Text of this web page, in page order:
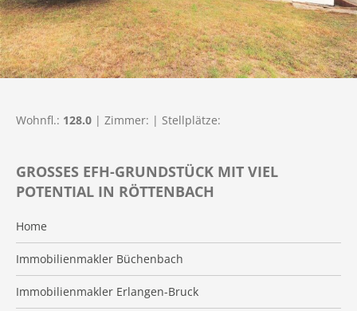
GROSSES EFH-GRUNDSTÜCK MIT VIEL P
OTENTIAL IN RÖTTENBACH
Home
Immobilienmakler Büchenbach
Immobilienmakler Erlangen-Bruck
Wohnfl.: 128.0 | Zimmer: | Stellplätze: